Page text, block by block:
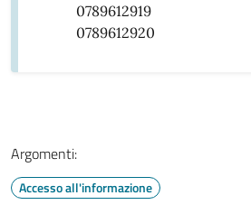
0789612919
0789612920
Argomenti:
Accesso all'informazione